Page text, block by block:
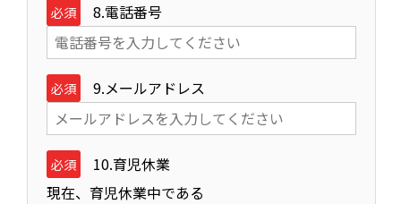
必須 8.電話番号
必須 9.メールアドレス
必須
10.育児休業
現在、育児休業中である